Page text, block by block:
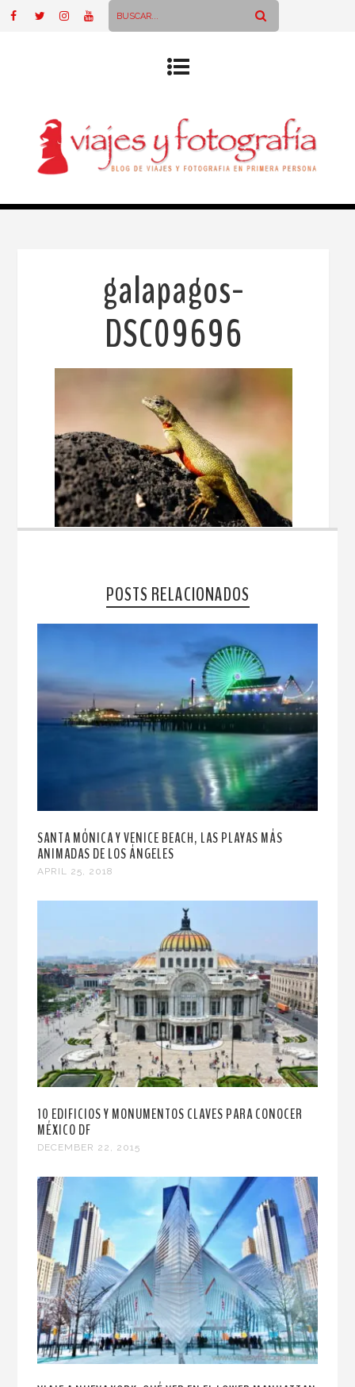
galapagos-
DSC09696
POSTS RELACIONADOS
SANTA MÓNICA Y VENICE BEACH, LAS PLAYAS MÁS
ANIMADAS DE LOS ÁNGELES
APRIL 25, 2018
10 EDIFICIOS Y MONUMENTOS CLAVES PARA CONOCER
MÉXICO DF
DECEMBER 22, 2015